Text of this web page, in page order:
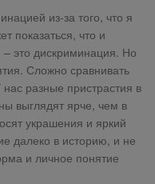
из-за того, что я
показаться, что и
это дискриминация. Но
Сложно сравнивать
разные пристрастия в
выглядят ярче, чем в
украшения и яркий
далеко в историю, и не
и личное понятие